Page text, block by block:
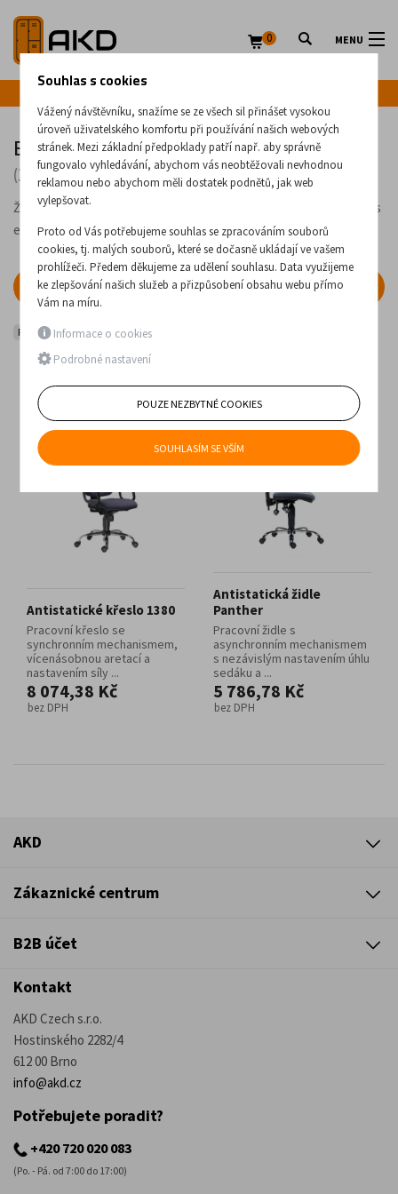
MENU
0
ESD - Antistatické židle a křesla
(2 produkty)
Židle určené pro práci v antistatických podmínkách, např. při práci s
elektronikou.
FILTR
Pracovní židle ESD - Antistatické židle a křesla
Antistatické křeslo 1380
Pracovní křeslo se
synchronním mechanismem,
vícenásobnou aretací a
nastavením síly ...
8 074,38 Kč
bez DPH
Antistatická židle
Panther
Pracovní židle s
asynchronním mechanismem
s nezávislým nastavením úhlu
sedáku a ...
5 786,78 Kč
bez DPH
AKD
Zákaznické centrum
B2B účet
Kontakt
AKD Czech s.r.o.
Hostinského 2282/4
612 00 Brno
info@akd.cz
Potřebujete poradit?
+420 720 020 083
(Po. - Pá. od 7:00 do 17:00)
Souhlas s cookies
Vážený návštěvníku, snažíme se ze všech sil přinášet vysokou
úroveň uživatelského komfortu při používání našich webových
stránek. Mezi základní předpoklady patří např. aby správně
fungovalo vyhledávání, abychom vás neobtěžovali nevhodnou
reklamou nebo abychom měli dostatek podnětů, jak web
vylepšovat.
Proto od Vás potřebujeme souhlas se zpracováním souborů
cookies, tj. malých souborů, které se dočasně ukládají ve vašem
prohlížeči. Předem děkujeme za udělení souhlasu. Data využijeme
ke zlepšování našich služeb a přizpůsobení obsahu webu přímo
Vám na míru.
Informace o cookies
Podrobné nastavení
POUZE NEZBYTNÉ COOKIES
SOUHLASÍM SE VŠÍM